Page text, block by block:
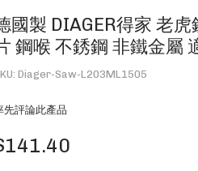
國製 DIAGER得家 老
鋼喉 不銹鋼 非鐵金屬
Diager-Saw-L203ML1505
先評論此產品